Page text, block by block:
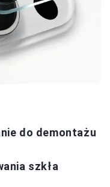
do demontażu
szkła